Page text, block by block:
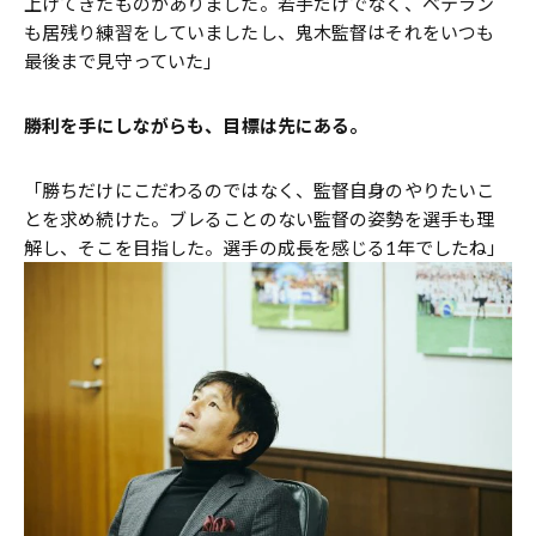
も居残り練習をしていましたし、鬼木監督はそれをいつも
最後まで見守っていた」
――勝利を手にしながらも、目標は先にある。
「勝ちだけにこだわるのではなく、監督自身のやりたいこ
とを求め続けた。ブレることのない監督の姿勢を選手も理
解し、そこを目指した。選手の成長を感じる1年でしたね」